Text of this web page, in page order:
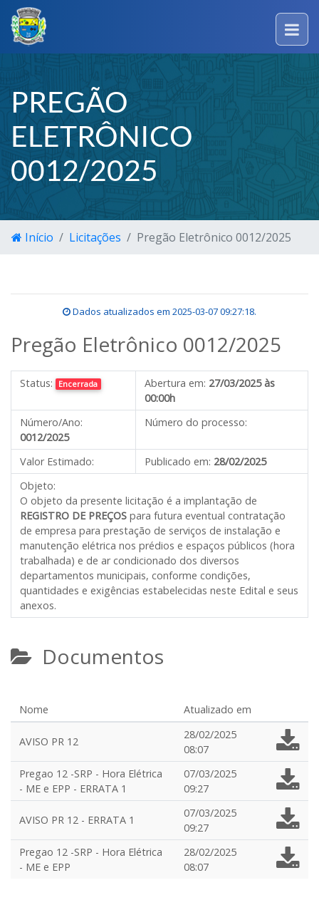
PREGÃO
ELETRÔNICO
0012/2025
Início Licitações Pregão Eletrônico 0012/2025
Dados atualizados em 2025-03-07 09:27:18.
Pregão Eletrônico 0012/2025
Status: Encerrada Abertura em: 27/03/2025 às
00:00h
Número/Ano:
0012/2025
Número do processo:
Valor Estimado: Publicado em: 28/02/2025
Objeto:
O objeto da presente licitação é a implantação de
REGISTRO DE PREÇOS para futura eventual contratação
de empresa para prestação de serviços de instalação e
manutenção elétrica nos prédios e espaços públicos (hora
trabalhada) e de ar condicionado dos diversos
departamentos municipais, conforme condições,
quantidades e exigências estabelecidas neste Edital e seus
anexos.
Documentos
Nome Atualizado em
AVISO PR 12
28/02/2025
08:07
Pregao 12 -SRP - Hora Elétrica
- ME e EPP - ERRATA 1
07/03/2025
09:27
AVISO PR 12 - ERRATA 1
07/03/2025
09:27
Pregao 12 -SRP - Hora Elétrica
- ME e EPP
28/02/2025
08:07